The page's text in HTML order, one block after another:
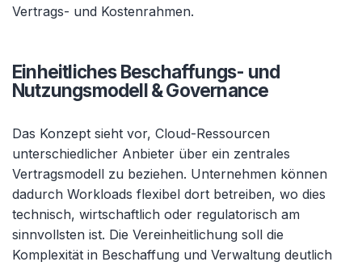
Vertrags- und Kostenrahmen.
Einheitliches Beschaffungs- und
Nutzungsmodell & Governance
Das Konzept sieht vor, Cloud-Ressourcen
unterschiedlicher Anbieter über ein zentrales
Vertragsmodell zu beziehen. Unternehmen können
dadurch Workloads flexibel dort betreiben, wo dies
technisch, wirtschaftlich oder regulatorisch am
sinnvollsten ist. Die Vereinheitlichung soll die
Komplexität in Beschaffung und Verwaltung deutlich